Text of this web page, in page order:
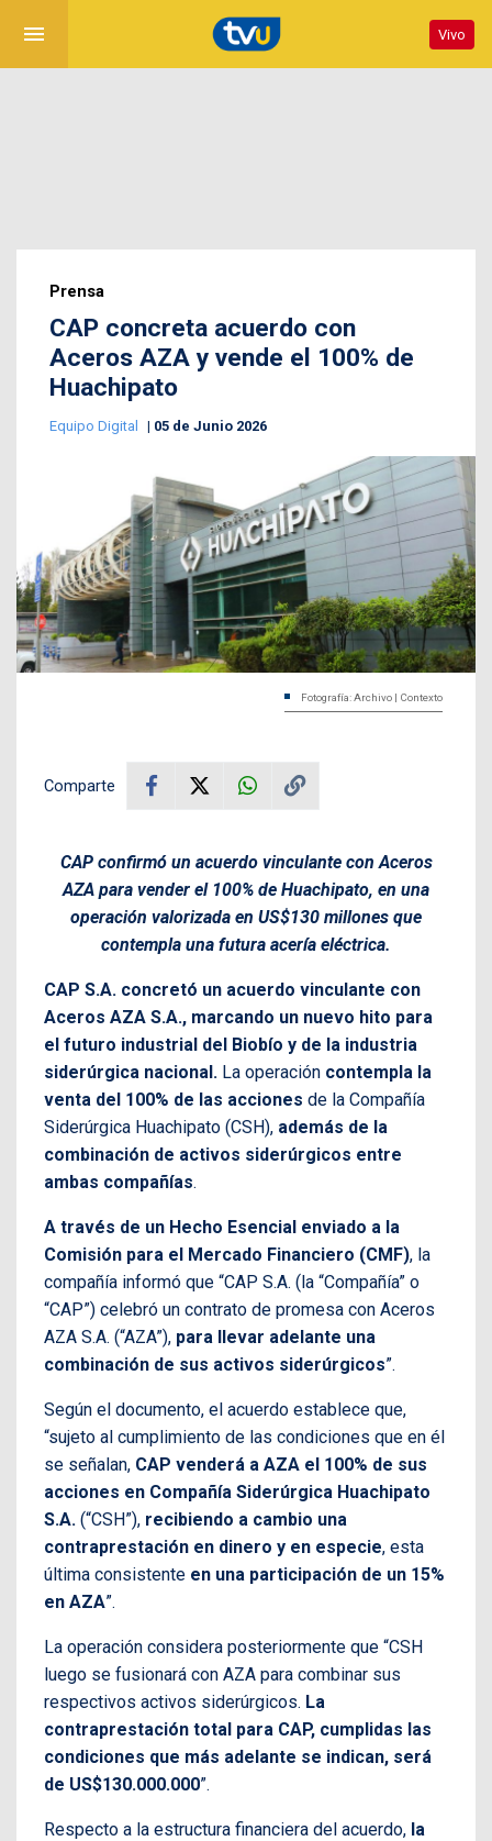
menu Vivo
Prensa
CAP concreta acuerdo con
Aceros AZA y vende el 100% de
Huachipato
Equipo Digital 05 de Junio 2026
Fotografía: Archivo | Contexto
Comparte
CAP confirmó un acuerdo vinculante con Aceros
AZA para vender el 100% de Huachipato, en una
operación valorizada en US$130 millones que
contempla una futura acería eléctrica.
CAP S.A. concretó un acuerdo vinculante con
Aceros AZA S.A., marcando un nuevo hito para
el futuro industrial del Biobío y de la industria
siderúrgica nacional. La operación contempla la
venta del 100% de las acciones de la Compañía
Siderúrgica Huachipato (CSH), además de la
combinación de activos siderúrgicos entre
ambas compañías.
A través de un Hecho Esencial enviado a la
Comisión para el Mercado Financiero (CMF), la
compañía informó que “CAP S.A. (la “Compañía” o
“CAP”) celebró un contrato de promesa con Aceros
AZA S.A. (“AZA”), para llevar adelante una
combinación de sus activos siderúrgicos”.
Según el documento, el acuerdo establece que,
“sujeto al cumplimiento de las condiciones que en él
se señalan, CAP venderá a AZA el 100% de sus
acciones en Compañía Siderúrgica Huachipato
S.A. (“CSH”), recibiendo a cambio una
contraprestación en dinero y en especie, esta
última consistente en una participación de un 15%
en AZA”.
La operación considera posteriormente que “CSH
luego se fusionará con AZA para combinar sus
respectivos activos siderúrgicos. La
contraprestación total para CAP, cumplidas las
condiciones que más adelante se indican, será
de US$130.000.000”.
Respecto a la estructura financiera del acuerdo, la